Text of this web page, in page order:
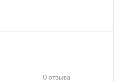
0 отзыва